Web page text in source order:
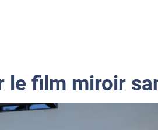
le film miroir